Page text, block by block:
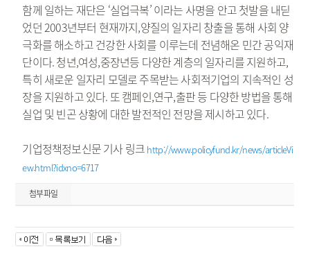
함께 일하는 재단은 ‘실업극복’ 이라는 사명을 안고 첫발을 내딛
었던 2003년부터 현재까지,양질의 일자리 창출을 통해 사회 양
극화를 해소하고 건강한 사회를 이루는데 전념해온 민간 공익재
단이다. 청년,여성,중장년등 다양한 계층의 일자리를 지원하고,
특히 새로운 일자리 모델로 주목받는 사회적기업의 지속적인 성
장을 지원하고 있다. 또 캠페인,연구,출판 등 다양한 방법을 통해
실업 및 빈곤 상황에 대한 발전적인 전망을 제시하고 있다.
기업정책정보신문 기사 링크 http://www.policyfund.kr/news/articleVi
ew.html?idxno=6717
첨부파일